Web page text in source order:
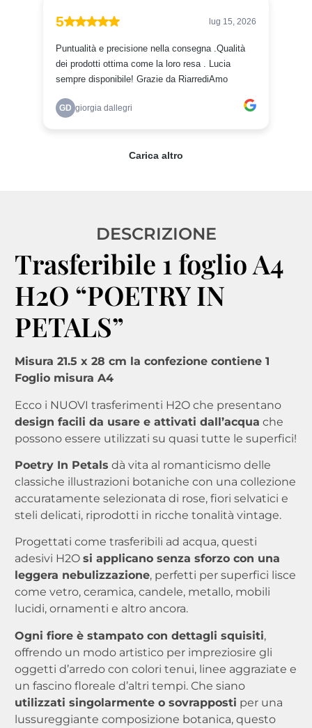
DESCRIZIONE
Trasferibile 1 foglio A4
H2O “POETRY IN
PETALS”
Misura 21.5 x 28 cm la confezione contiene 1
Foglio misura A4
Ecco i NUOVI trasferimenti H2O che presentano
design facili da usare e attivati ​​dall’acqua che
possono essere utilizzati su quasi tutte le superfici!
Poetry In Petals dà vita al romanticismo delle
classiche illustrazioni botaniche con una collezione
accuratamente selezionata di rose, fiori selvatici e
steli delicati, riprodotti in ricche tonalità vintage.
Progettati come trasferibili ad acqua, questi
adesivi H2O si applicano senza sforzo con una
leggera nebulizzazione, perfetti per superfici lisce
come vetro, ceramica, candele, metallo, mobili
lucidi, ornamenti e altro ancora.
Ogni fiore è stampato con dettagli squisiti,
offrendo un modo artistico per impreziosire gli
oggetti d’arredo con colori tenui, linee aggraziate e
un fascino floreale d’altri tempi. Che siano
utilizzati singolarmente o sovrapposti per una
lussureggiante composizione botanica, questo